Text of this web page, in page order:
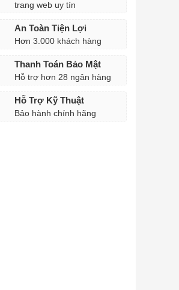
trang web uy tín
An Toàn Tiện Lợi
Hơn 3.000 khách hàng
Thanh Toán Bảo Mật
Hỗ trợ hơn 28 ngân hàng
Hỗ Trợ Kỹ Thuật
Bảo hành chính hãng